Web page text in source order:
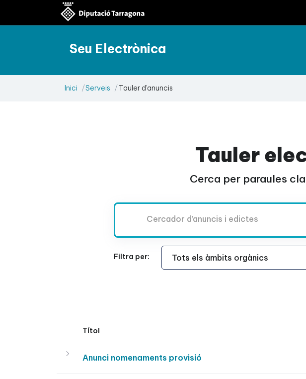
Seu Electrònica
Inici Serveis Tauler d'anuncis
Tauler
Cerca per paraules
Filtra per:
Àmbit Funcional
Títol
Anunci nomenaments provisió